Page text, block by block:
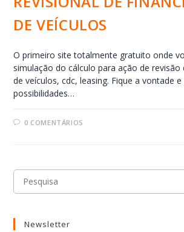
DE VEÍCULOS
O primeiro site totalmente gratuito onde
simulação do cálculo para ação de
de veículos, cdc, leasing. Fique a vontade e
possibilidades…
0 COMENTÁRIOS
Newsletter